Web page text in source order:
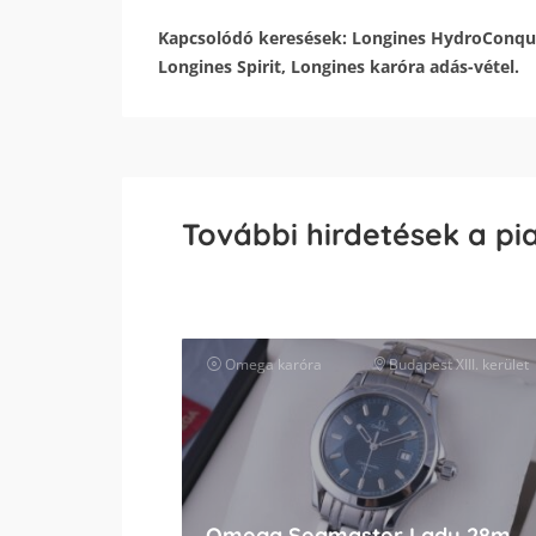
Kapcsolódó keresések: Longines
Longines Spirit, Longines karóra adás-vétel.
További hirdetések a
Omega karóra Budapest XIII. kerület